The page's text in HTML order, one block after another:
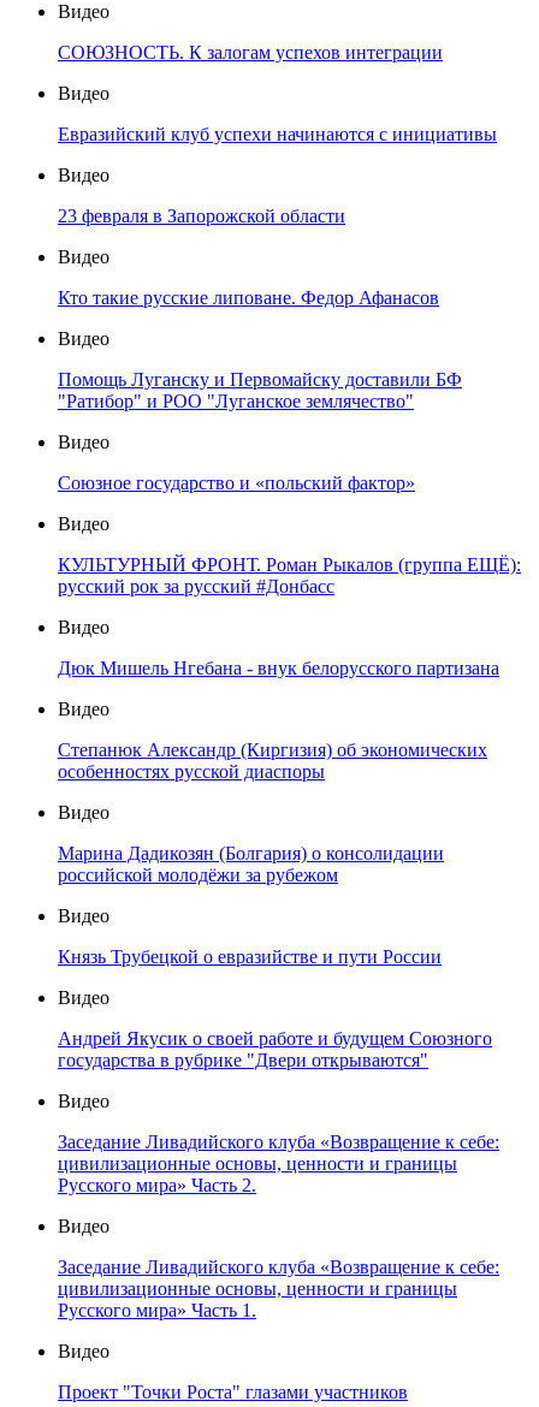
Видео
СОЮЗНОСТЬ. К залогам успехов интеграции
Видео
Евразийский клуб успехи начинаются с инициативы
Видео
23 февраля в Запорожской области
Видео
Кто такие русские липоване. Федор Афанасов
Видео
Помощь Луганску и Первомайску доставили БФ
"Ратибор" и РОО "Луганское землячество"
Видео
Союзное государство и «польский фактор»
Видео
КУЛЬТУРНЫЙ ФРОНТ. Роман Рыкалов (группа ЕЩЁ):
русский рок за русский #Донбасс
Видео
Дюк Мишель Нгебана - внук белорусского партизана
Видео
Степанюк Александр (Киргизия) об экономических
особенностях русской диаспоры
Видео
Марина Дадикозян (Болгария) о консолидации
российской молодёжи за рубежом
Видео
Князь Трубецкой о евразийстве и пути России
Видео
Андрей Якусик о своей работе и будущем Союзного
государства в рубрике "Двери открываются"
Видео
Заседание Ливадийского клуба «Возвращение к себе:
цивилизационные основы, ценности и границы
Русского мира» Часть 2.
Видео
Заседание Ливадийского клуба «Возвращение к себе:
цивилизационные основы, ценности и границы
Русского мира» Часть 1.
Видео
Проект "Точки Роста" глазами участников